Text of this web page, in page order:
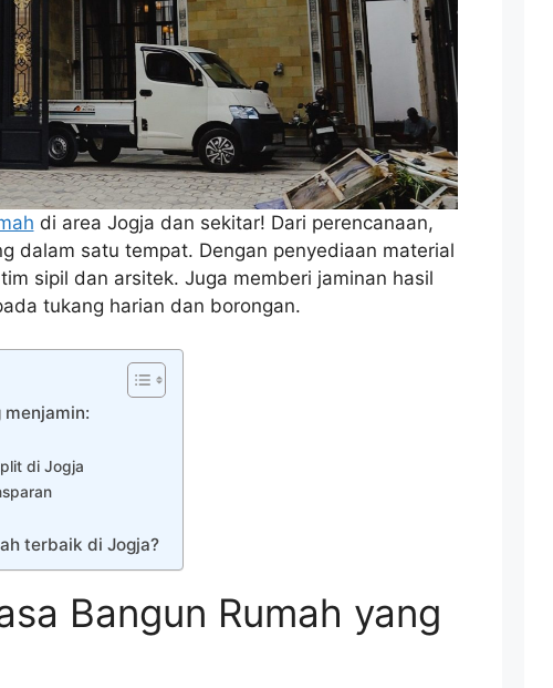
di area Jogja dan sekitar! Dari perencanaan,
dalam satu tempat. Dengan penyediaan material
sipil dan arsitek. Juga memberi jaminan hasil
tukang harian dan borongan.
menjamin:
di Jogja
terbaik di Jogja?
Bangun Rumah yang